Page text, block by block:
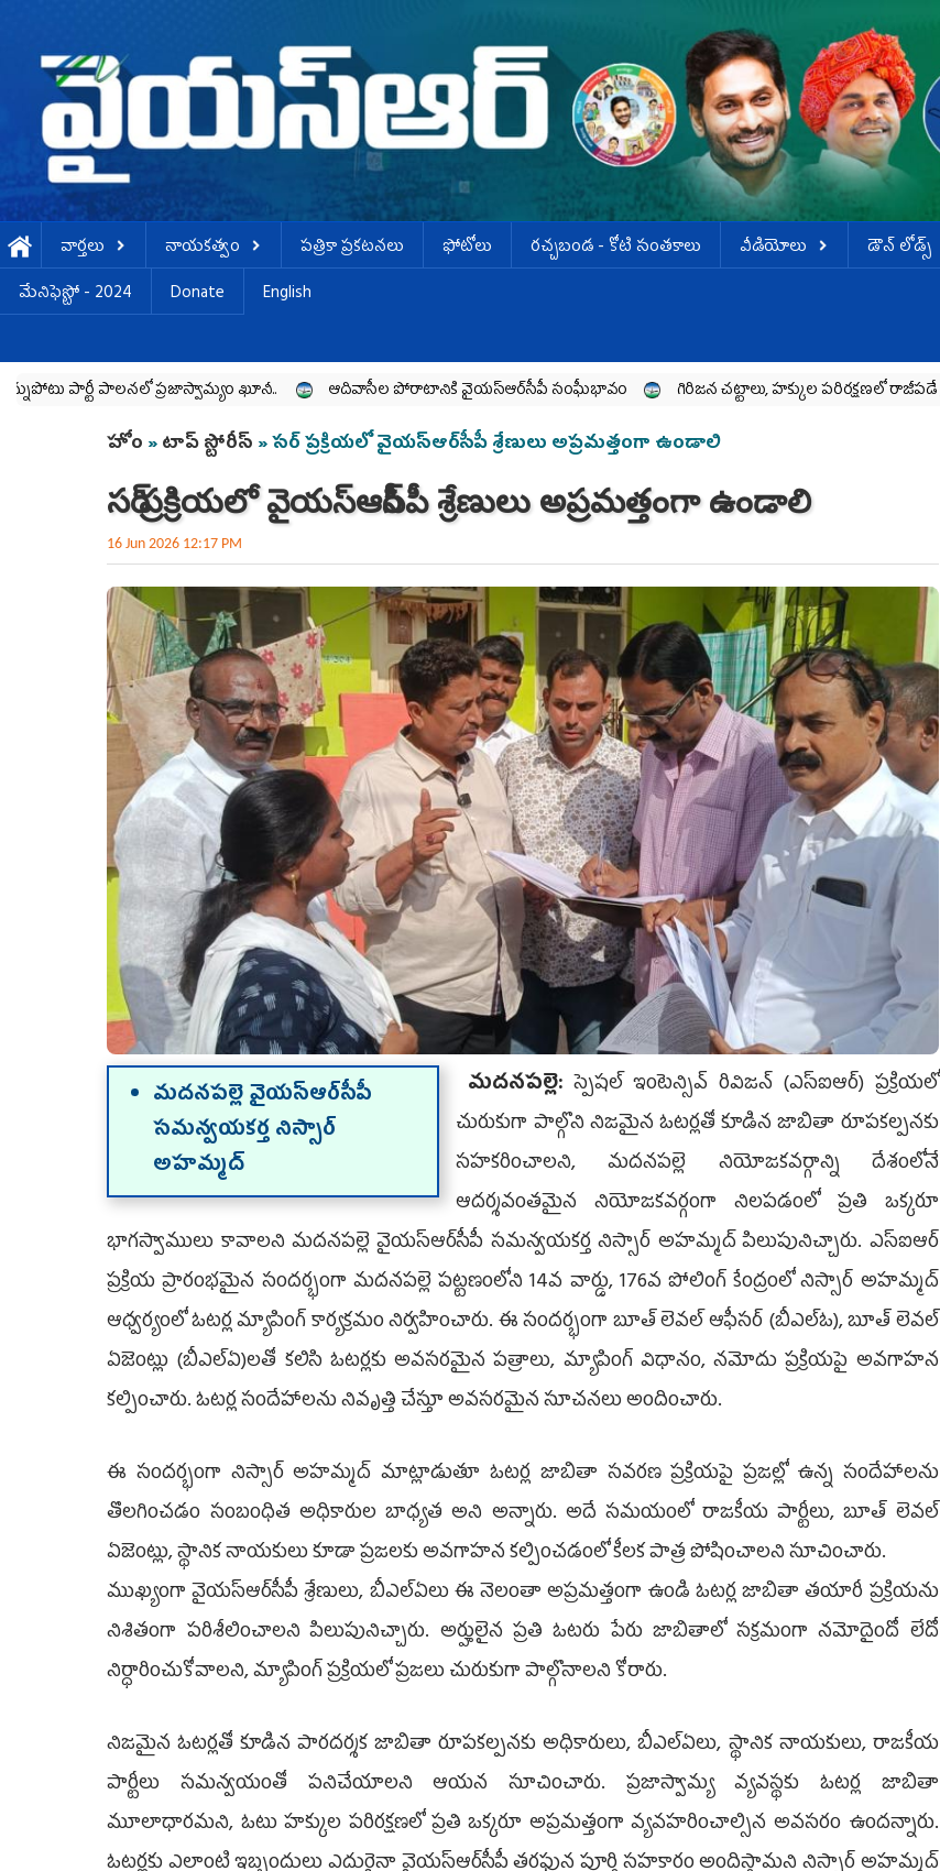
వార్తలు నాయకత్వం పత్రికా ప్రకటనలు ఫోటోలు ర‌చ్చ‌బండ‌ - కోటి సంత‌కాలు వీడియోలు డౌన్ లోడ్స్
మేనిఫెస్టో - 2024
Donate English
పాలనలో ప్రజాస్వామ్యం ఖూనీ.. ఆదివాసీల పోరాటానికి వైయ‌స్ఆర్‌సీపీ సంఘీభావం గిరిజన చట్టాలు, హక్కుల పరిరక్షణలో రాజీపడే ప్రసక్తే లేదు
You are here
హోం »టాప్ స్టోరీస్ » సర్ ప్రక్రియలో వైయ‌స్ఆర్‌సీపీ శ్రేణులు అప్రమత్తంగా ఉండాలి
సర్ ప్రక్రియలో వైయ‌స్ఆర్‌సీపీ శ్రేణులు అప్రమత్తంగా ఉండాలి
16 Jun 2026 12:17 PM
మదనపల్లె వైయ‌స్ఆర్‌సీపీ
సమన్వయకర్త నిస్సార్
అహమ్మద్
మదనపల్లె:స్పెషల్ ఇంటెన్సివ్ రివిజన్ (ఎస్‌ఐఆర్‌) ప్రక్రియలో
చురుకుగా పాల్గొని నిజమైన ఓటర్లతో కూడిన జాబితా రూపకల్పనకు
సహకరించాలని, మదనపల్లె నియోజకవర్గాన్ని దేశంలోనే
ఆదర్శవంతమైన నియోజకవర్గంగా నిలపడంలో ప్రతి ఒక్కరూ
భాగస్వాములు కావాలని మదనపల్లె వైయ‌స్ఆర్‌సీపీ సమన్వయకర్త నిస్సార్ అహమ్మద్ పిలుపునిచ్చారు. ఎస్‌ఐఆర్‌
ప్రక్రియ ప్రారంభమైన సందర్భంగా మదనపల్లె పట్టణంలోని 14వ వార్డు, 176వ పోలింగ్ కేంద్రంలో నిస్సార్ అహమ్మద్
ఆధ్వర్యంలో ఓటర్ల మ్యాపింగ్ కార్యక్రమం నిర్వహించారు. ఈ సందర్భంగా బూత్ లెవల్ ఆఫీసర్ (బీఎల్‌ఓ), బూత్ లెవల్
ఏజెంట్లు (బీఎల్‌ఏ)లతో కలిసి ఓటర్లకు అవసరమైన పత్రాలు, మ్యాపింగ్ విధానం, నమోదు ప్రక్రియపై అవగాహన
కల్పించారు. ఓటర్ల సందేహాలను నివృత్తి చేస్తూ అవసరమైన సూచనలు అందించారు.
ఈ సందర్భంగా నిస్సార్ అహమ్మద్ మాట్లాడుతూ ఓటర్ల జాబితా సవరణ ప్రక్రియపై ప్రజల్లో ఉన్న సందేహాలను
తొలగించడం సంబంధిత అధికారుల బాధ్యత అని అన్నారు. అదే సమయంలో రాజకీయ పార్టీలు, బూత్ లెవల్
ఏజెంట్లు, స్థానిక నాయకులు కూడా ప్రజలకు అవగాహన కల్పించడంలో కీలక పాత్ర పోషించాలని సూచించారు.
ముఖ్యంగా వైయ‌స్ఆర్‌సీపీ శ్రేణులు, బీఎల్‌ఏలు ఈ నెలంతా అప్రమత్తంగా ఉండి ఓటర్ల జాబితా తయారీ ప్రక్రియను
నిశితంగా పరిశీలించాలని పిలుపునిచ్చారు. అర్హులైన ప్రతి ఓటరు పేరు జాబితాలో సక్రమంగా నమోదైందో లేదో
నిర్ధారించుకోవాలని, మ్యాపింగ్ ప్రక్రియలో ప్రజలు చురుకుగా పాల్గొనాలని కోరారు.
నిజమైన ఓటర్లతో కూడిన పారదర్శక జాబితా రూపకల్పనకు అధికారులు, బీఎల్‌ఏలు, స్థానిక నాయకులు, రాజకీయ
పార్టీలు సమన్వయంతో పనిచేయాలని ఆయన సూచించారు. ప్రజాస్వామ్య వ్యవస్థకు ఓటర్ల జాబితా
మూలాధారమని, ఓటు హక్కుల పరిరక్షణలో ప్రతి ఒక్కరూ అప్రమత్తంగా వ్యవహరించాల్సిన అవసరం ఉందన్నారు.